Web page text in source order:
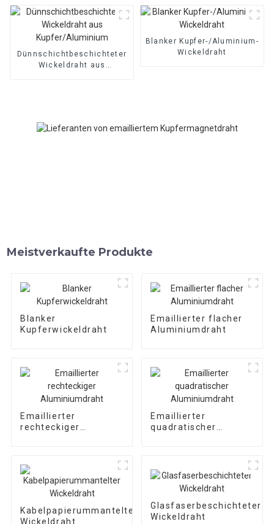
Dünnschichtbeschichteter
Wickeldraht aus
Blanker Kupfer-/Aluminium-
Wickeldraht
Meistverkaufte Produkte
Blanker
Kupferwickeldraht
Emaillierter flacher
Aluminiumdraht
Emaillierter
rechteckiger
Emaillierter
quadratischer
Kabelpapierummantelter
Wickeldraht
Glasfaserbeschichteter
Wickeldraht